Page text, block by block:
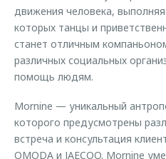
движения человека,
которых танцы и
станет отличным
различных социальных
помощь людям.
Mornine — уникальный
которого предусмотрены
встреча и консультация
OMODA и JAECOO. Mornine